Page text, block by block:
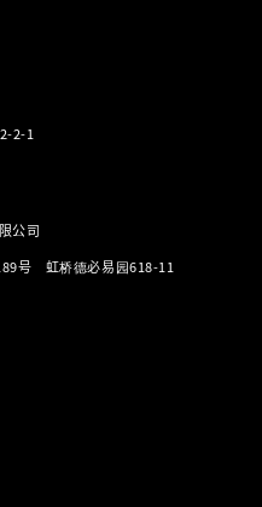
2-1
公司
号 虹桥德必易园618-11